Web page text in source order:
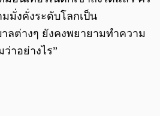
มั่งคั่งระดับโลกเป็น
ลต่างๆ ยังคงพยายามทำความ
าอย่างไร”